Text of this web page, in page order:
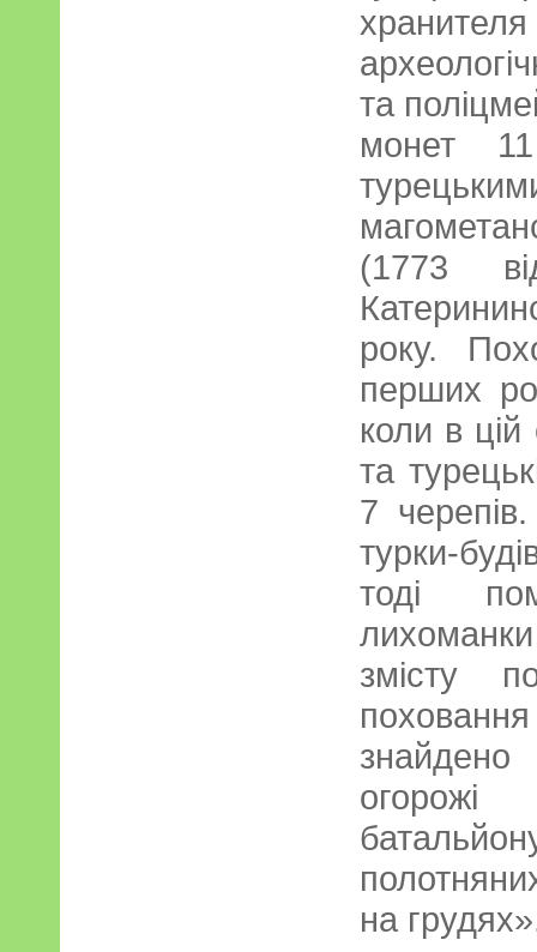
та
монет
(1773
року.
перших
коли в цій
та
7
турки-
тоді
змісту
на